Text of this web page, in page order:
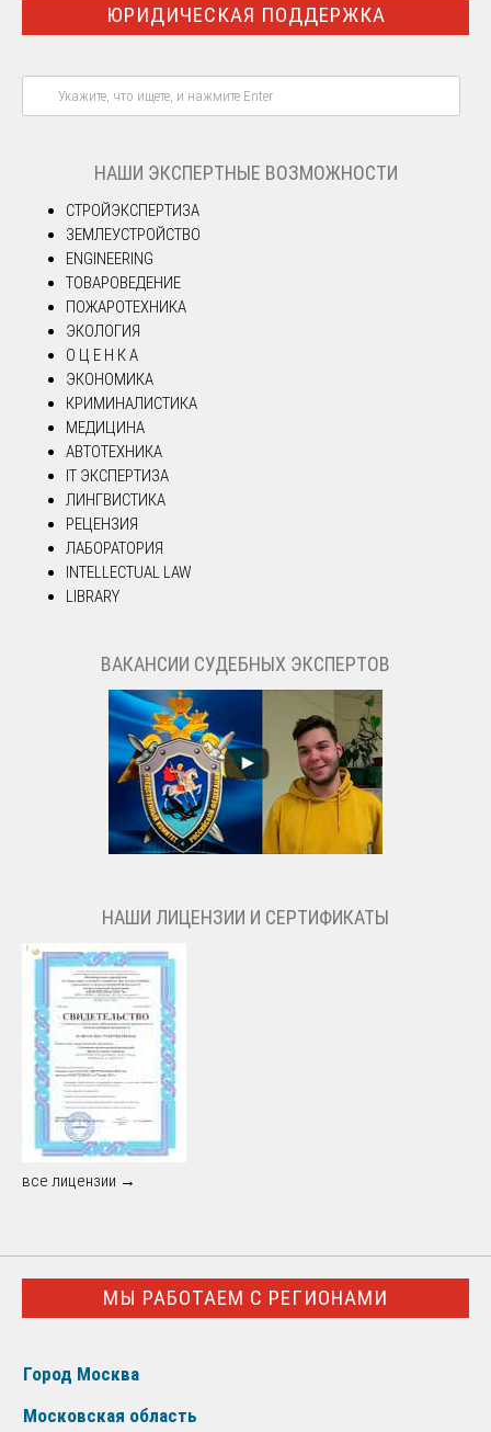
ЮРИДИЧЕСКАЯ ПОДДЕРЖКА
НАШИ ЭКСПЕРТНЫЕ ВОЗМОЖНОСТИ
СТРОЙЭКСПЕРТИЗА
ЗЕМЛЕУСТРОЙСТВО
ENGINEERING
ТОВАРОВЕДЕНИЕ
ПОЖАРОТЕХНИКА
ЭКОЛОГИЯ
О Ц Е Н К А
ЭКОНОМИКА
КРИМИНАЛИСТИКА
МЕДИЦИНА
АВТОТЕХНИКА
IT ЭКСПЕРТИЗА
ЛИНГВИСТИКА
РЕЦЕНЗИЯ
ЛАБОРАТОРИЯ
INTELLECTUAL LAW
LIBRARY
ВАКАНСИИ СУДЕБНЫХ ЭКСПЕРТОВ
НАШИ ЛИЦЕНЗИИ И СЕРТИФИКАТЫ
все лицензии →
МЫ РАБОТАЕМ С РЕГИОНАМИ
Город Москва
Московская область